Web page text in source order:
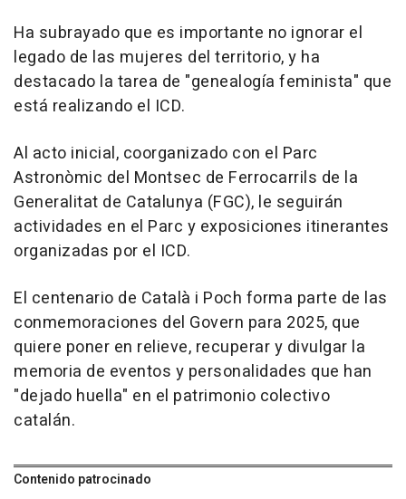
Ha subrayado que es importante no ignorar el
legado de las mujeres del territorio, y ha
destacado la tarea de "genealogía feminista" que
está realizando el ICD.
Al acto inicial, coorganizado con el Parc
Astronòmic del Montsec de Ferrocarrils de la
Generalitat de Catalunya (FGC), le seguirán
actividades en el Parc y exposiciones itinerantes
organizadas por el ICD.
El centenario de Català i Poch forma parte de las
conmemoraciones del Govern para 2025, que
quiere poner en relieve, recuperar y divulgar la
memoria de eventos y personalidades que han
"dejado huella" en el patrimonio colectivo
catalán.
Contenido patrocinado